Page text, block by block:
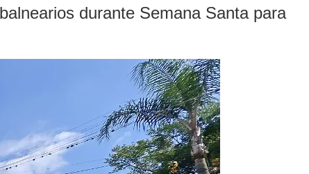
durante Semana Santa para